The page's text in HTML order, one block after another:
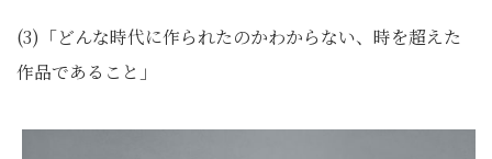
(3)「どんな時代に作られたのかわからない、時を超えた
作品であること」